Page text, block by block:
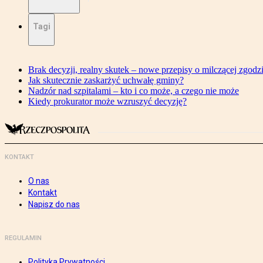
Tagi
Brak decyzji, realny skutek – nowe przepisy o milczącej
Jak skutecznie zaskarżyć uchwałę gminy?
Nadzór nad szpitalami – kto i co może, a czego nie może
Kiedy prokurator może wzruszyć decyzję?
KONTAKT
O nas
Kontakt
Napisz do nas
REGULAMIN